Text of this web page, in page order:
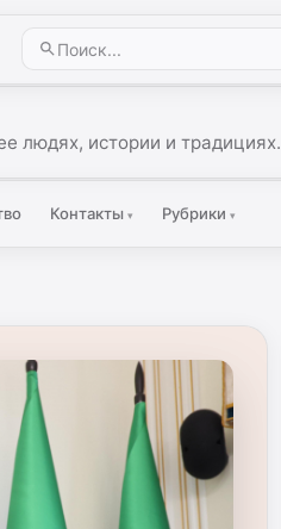
людях, истории и традициях.
Контакты ▾ Рубрики ▾